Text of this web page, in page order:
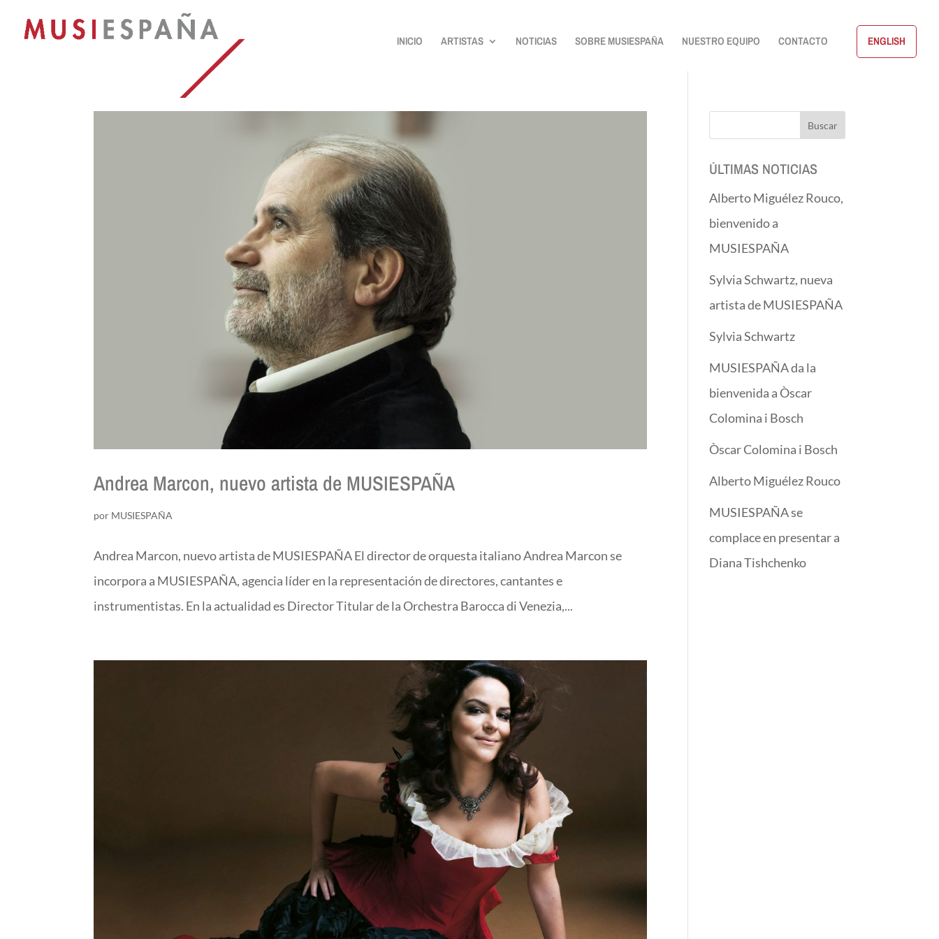
INICIO ARTISTAS NOTICIAS SOBRE MUSIESPAÑA NUESTRO EQUIPO CONTACTO ENGLISH
Andrea Marcon, nuevo artista de MUSIESPAÑA
por MUSIESPAÑA
Andrea Marcon, nuevo artista de MUSIESPAÑA El director de orquesta italiano Andrea Marcon se
incorpora a MUSIESPAÑA, agencia líder en la representación de directores, cantantes e
instrumentistas. En la actualidad es Director Titular de la Orchestra Barocca di Venezia,...
ÚLTIMAS NOTICIAS
Alberto Miguélez Rouco,
bienvenido a
MUSIESPAÑA
Sylvia Schwartz, nueva
artista de MUSIESPAÑA
Sylvia Schwartz
MUSIESPAÑA da la
bienvenida a Òscar
Colomina i Bosch
Òscar Colomina i Bosch
Alberto Miguélez Rouco
MUSIESPAÑA se
complace en presentar a
Diana Tishchenko